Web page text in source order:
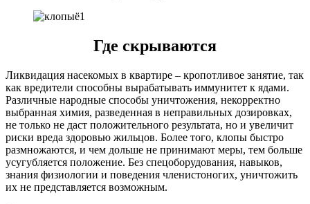
Где скрываются
Ликвидация насекомых в квартире – кропотливое занятие, так
как вредители способны вырабатывать иммунитет к ядами.
Различные народные способы уничтожения, некорректно
выбранная химия, разведенная в неправильных дозировках,
не только не даст положительного результата, но и увеличит
риски вреда здоровью жильцов. Более того, клопы быстро
размножаются, и чем дольше не принимают меры, тем больше
усугубляется положение. Без спецоборудования, навыков,
знания физиологии и поведения членистоногих, уничтожить
их не представляется возможным.